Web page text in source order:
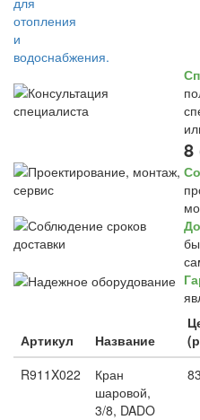
8
Артикул Название
R911X022
Кран
шаровой,
3/8, DADO